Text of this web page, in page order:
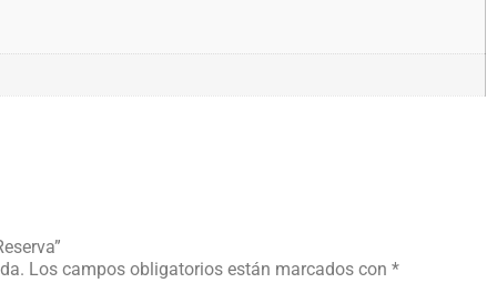
Los campos obligatorios están marcados con *